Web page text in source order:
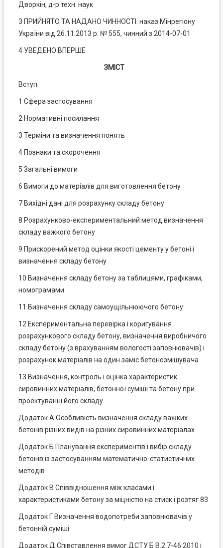
Дворкін, д-р техн. наук
3 ПРИЙНЯТО ТА НАДАНО ЧИННОСТІ: наказ Мінрегіону
України від 26.11.2013 р. № 555, чинний з 2014-07-01
4 УВЕДЕНО ВПЕРШЕ
ЗМІСТ
Вступ
1 Сфера застосування
2 Нормативні посилання
3 Терміни та визначення понять
4 Познаки та скорочення
5 Загальні вимоги
6 Вимоги до матеріалів для виготовлення бетону
7 Вихідні дані для розрахунку складу бетону
8 Розрахунково-експериментальний метод визначення
складу важкого бетону
9 Прискорений метод оцінки якості цементу у бетоні і
визначення складу бетону
10 Визначення складу бетону за таблицями, графіками,
номограмами
11 Визначення складу самоущільнюючого бетону
12 Експериментальна перевірка і коригування
розрахункового складу бетону, визначення виробничого
складу бетону (з врахуванням вологості заповнювачів) і
розрахунок матеріалів на один заміс бетонозмішувача
13 Визначення, контроль і оцінка характеристик
сировинних матеріалів, бетонної суміші та бетону при
проектуванні його складу
Додаток А Особливість визначення складу важких
бетонів різних видів на різних сировинних матеріалах
Додаток Б Планування експериментів і вибір складу
бетонів із застосуванням математично-статистичних
методів
Додаток В Співвідношення між класами і
характеристиками бетону за міцністю на стиск і розтяг 83
Додаток Г Визначення водопотреби заповнювачів у
бетонній суміші
Додаток Д Співставлення вимог ДСТУ Б В.2.7-46:2010 і